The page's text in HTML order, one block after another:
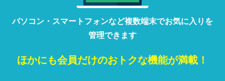
パソコン・ スマートフォンなど複数端末でお気に入りを
管理できます
ほかにも会員だけのおトクな機能が満載！